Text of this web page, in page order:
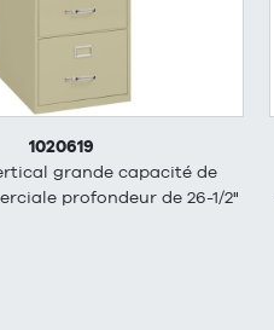
1020619
grande capacité de
profondeur de 26-1/2"